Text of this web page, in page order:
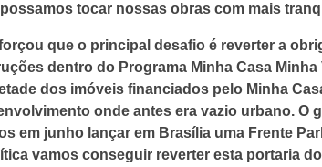
tocar nossas obras com mais
que o principal desafio é reverter a
dentro do Programa Minha Casa
dos imóveis financiados pelo Minha
onde antes era vazio urbano. O
em junho lançar em Brasília uma Frente
vamos conseguir reverter esta portaria